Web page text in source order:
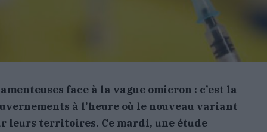
face à la vague omicron : c’est la
à l’heure où le nouveau variant
leurs territoires. Ce mardi, une étude